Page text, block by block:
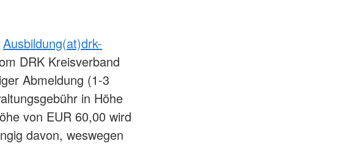
Ausbildung(at)drk-
DRK Kreisverband
Abmeldung (1-3
in Höhe
von EUR 60,00 wird
davon, weswegen